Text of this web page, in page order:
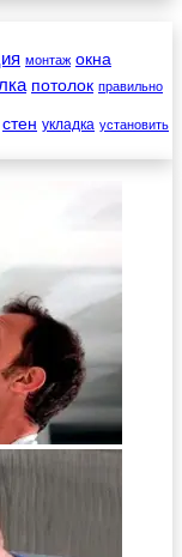
монтаж окна
потолок правильно
стен укладка установить